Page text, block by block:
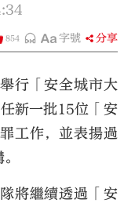
854 字號 分享
行「安全城市大
新一批15位「安
工作，並表揚過
將繼續透過「安